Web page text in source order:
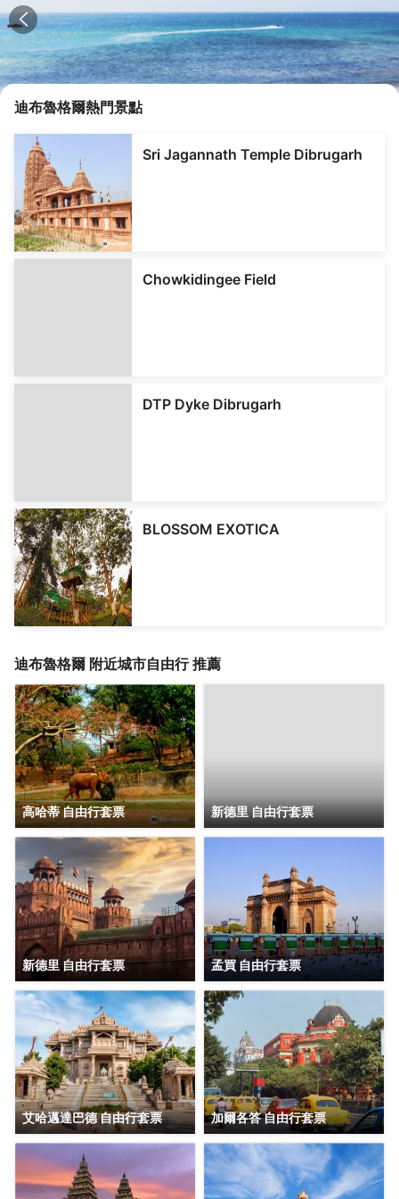
迪布魯格爾熱門景點
Sri Jagannath Temple Dibrugarh
Chowkidingee Field
DTP Dyke Dibrugarh
BLOSSOM EXOTICA
迪布魯格爾 附近城市自由行 推薦
高哈蒂 自由行套票 新德里 自由行套票
新德里 自由行套票 孟買 自由行套票
艾哈邁達巴德 自由行套票 加爾各答 自由行套票